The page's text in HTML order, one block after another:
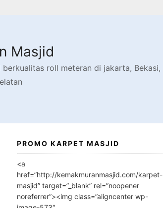
Masjid
roll meteran di jakarta, Bekasi,
PROMO KARPET MASJID
<a
href=”http://kemakmuranmasjid.com/karpet-
masjid” target=”_blank” rel=”noopener
noreferrer”><img class=”aligncenter wp-